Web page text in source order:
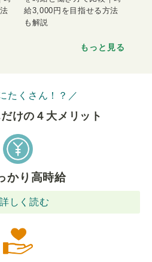
給3,000円を目指せる方法
も解説
もっと見る
たくさん！？／
けの４⼤メリット
かり高時給
しく読む